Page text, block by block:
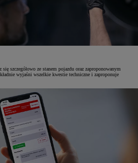
się szczegółowo ze stanem pojazdu oraz zaproponowanym
wyjaśni wszelkie kwestie techniczne i zaproponuje